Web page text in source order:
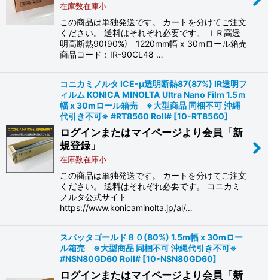
在庫数在庫小
この商品は単独発送です。 カートを分けてご注文
ください。 送料はそれぞれ必要です。 ＩＲ高透
明高断熱90(90%) 1220mm幅 x 30mロール箱売
商品コード：IR-90CL48 …
コニカミノルタ ICE-μ透明断熱87(87%) IR透明フ
ィルム KONICA MINOLTA Ultra Nano Film 1.5ｍ
幅 x 30mロール箱売 ※大型商品 同梱不可 沖縄
代引き不可※ #RT8560 Roll# [10-RT8560]
ログインまたはマイページより会員「新
規登録」
在庫数在庫小
この商品は単独発送です。 カートを分けてご注文
ください。 送料はそれぞれ必要です。 コニカミ
ノルタ公式サイト
https://www.konicaminolta.jp/al/…
スパッタゴールド８０(80%) 1.5m幅 x 30mロー
ル箱売 ※大型商品 同梱不可 沖縄代引き不可※
#NSN80GD60 Roll# [10-NSN80GD60]
ログインまたはマイページより会員「新